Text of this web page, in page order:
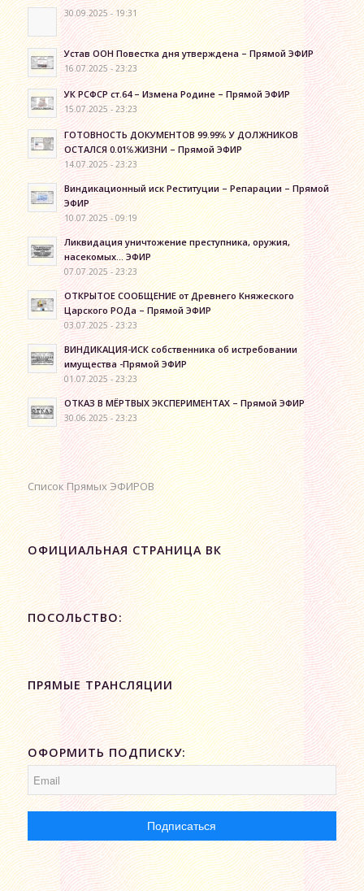
30.09.2025 - 19:31
Устав ООН Повестка дня утверждена – Прямой ЭФИР
16.07.2025 - 23:23
УК РСФСР ст.64 – Измена Родине – Прямой ЭФИР
15.07.2025 - 23:23
ГОТОВНОСТЬ ДОКУМЕНТОВ 99.99℅ У ДОЛЖНИКОВ
ОСТАЛСЯ 0.01℅ЖИЗНИ – Прямой ЭФИР
14.07.2025 - 23:23
Виндикационный иск Реституции – Репарации – Прямой
ЭФИР
10.07.2025 - 09:19
Ликвидация уничтожение преступника, оружия,
насекомых… ЭФИР
07.07.2025 - 23:23
ОТКРЫТОЕ СООБЩЕНИЕ от Древнего Княжеского
Царского РОДа – Прямой ЭФИР
03.07.2025 - 23:23
ВИНДИКАЦИЯ-ИСК собственника об истребовании
имущества -Прямой ЭФИР
01.07.2025 - 23:23
ОТКАЗ В МЁРТВЫХ ЭКСПЕРИМЕНТАХ – Прямой ЭФИР
30.06.2025 - 23:23
Список Прямых ЭФИРОВ
ОФИЦИАЛЬНАЯ СТРАНИЦА ВК
ПОСОЛЬСТВО:
ПРЯМЫЕ ТРАНСЛЯЦИИ
ОФОРМИТЬ ПОДПИСКУ: